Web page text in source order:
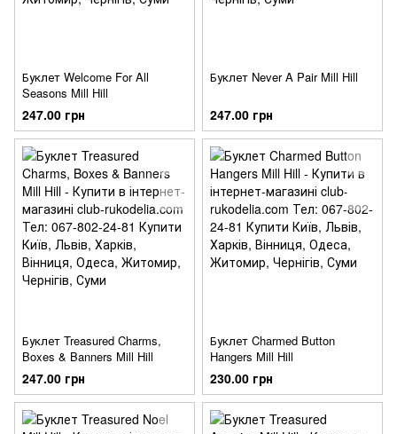
Буклет Welcome For All
Seasons Mill Hill
247.00 грн
Буклет Never A Pair Mill Hill
247.00 грн
Буклет Treasured Charms,
Boxes & Banners Mill Hill
247.00 грн
Буклет Charmed Button
Hangers Mill Hill
230.00 грн